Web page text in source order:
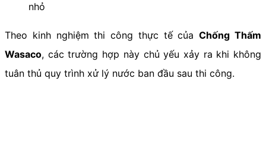
nhỏ
Theo kinh nghiệm thi công thực tế củaChống Thấm
Wasaco, các trường hợp này chủ yếu xảy ra khi không
tuân thủ quy trình xử lý nước ban đầu sau thi công.